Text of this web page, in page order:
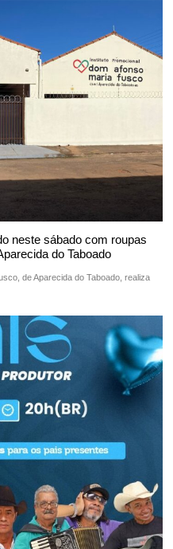
neste sábado com roupas
do Taboado
de Aparecida do Taboado, realiza